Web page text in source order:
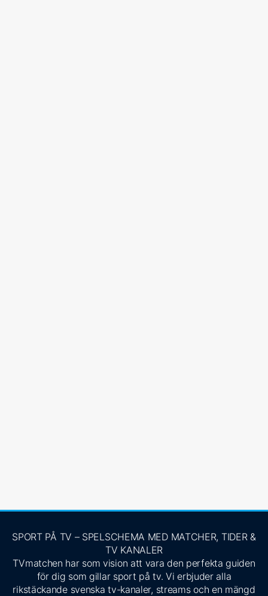
SPORT PÅ TV – SPELSCHEMA MED MATCHER, TIDER &
TV KANALER
TVmatchen har som vision att vara den perfekta guiden
för dig som gillar sport på tv. Vi erbjuder alla
rikstäckande svenska tv-kanaler, streams och en mängd